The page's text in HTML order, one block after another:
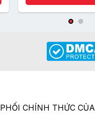
CHÍNH THỨC CỦA